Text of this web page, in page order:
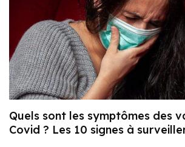
Quels sont les symptômes des
Covid ? Les 10 signes à